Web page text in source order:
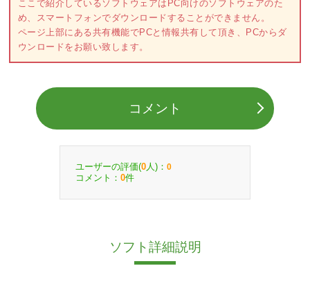
ここで紹介しているソフトウェアはPC向けのソフトウェアのた
め、スマートフォンでダウンロードすることができません。
ページ上部にある共有機能でPCと情報共有して頂き、PCからダ
ウンロードをお願い致します。
コメント
ユーザーの評価(0 人)： 0
コメント： 0件
ソフト詳細説明